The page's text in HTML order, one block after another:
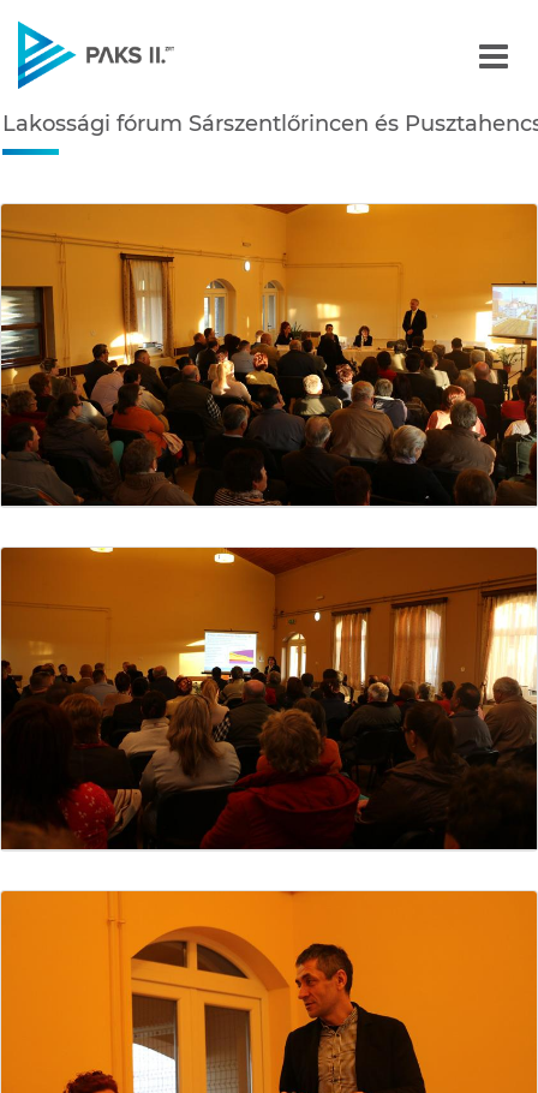
Navigáció
Lakossági fórum
Lakossági fórum Sárszentlőrincen és